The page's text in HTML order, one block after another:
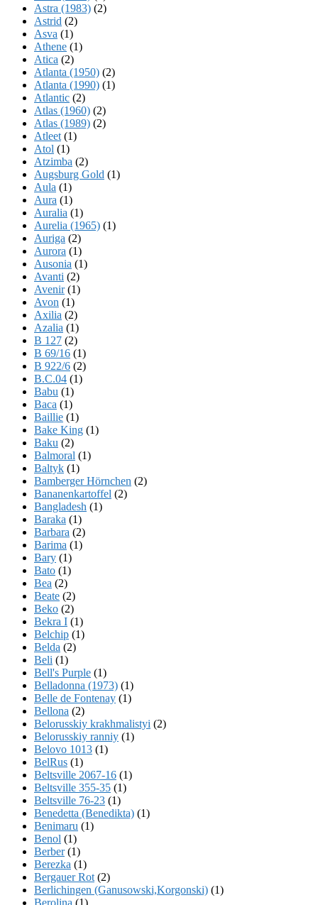
Astra (1983) (2)
Astrid (2)
Asva (1)
Athene (1)
Atica (2)
Atlanta (1950) (2)
Atlanta (1990) (1)
Atlantic (2)
Atlas (1960) (2)
Atlas (1989) (2)
Atleet (1)
Atol (1)
Atzimba (2)
Augsburg Gold (1)
Aula (1)
Aura (1)
Auralia (1)
Aurelia (1965) (1)
Auriga (2)
Aurora (1)
Ausonia (1)
Avanti (2)
Avenir(1)
Avon (1)
Axilia (2)
Azalia (1)
B 127 (2)
B 69/16 (1)
B 922/6 (2)
B.C.04 (1)
Babu (1)
Baca (1)
Baillie (1)
Bake King (1)
Baku (2)
Balmoral (1)
Baltyk (1)
Bamberger Hörnchen (2)
Bananenkartoffel (2)
Bangladesh (1)
Baraka (1)
Barbara (2)
Barima (1)
Bary (1)
Bato (1)
Bea (2)
Beate (2)
Beko (2)
Bekra I (1)
Belchip (1)
Belda (2)
Beli (1)
Bell's Purple (1)
Belladonna (1973) (1)
Belle de Fontenay (1)
Bellona (2)
Belorusskiy krakhmalistyi (2)
Belorusskiy ranniy (1)
Belovo 1013 (1)
BelRus (1)
Beltsville 2067-16 (1)
Beltsville 355-35 (1)
Beltsville 76-23 (1)
Benedetta (Benedikta) (1)
Benimaru (1)
Benol (1)
Berber(1)
Berezka (1)
Bergauer Rot (2)
Berlichingen (Ganusowski,Korgonski) (1)
Berolina (1)